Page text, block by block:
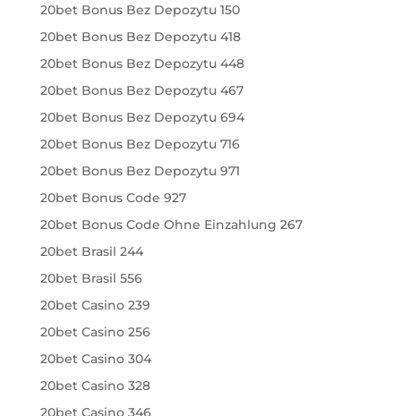
20bet Bonus Bez Depozytu 150
20bet Bonus Bez Depozytu 418
20bet Bonus Bez Depozytu 448
20bet Bonus Bez Depozytu 467
20bet Bonus Bez Depozytu 694
20bet Bonus Bez Depozytu 716
20bet Bonus Bez Depozytu 971
20bet Bonus Code 927
20bet Bonus Code Ohne Einzahlung 267
20bet Brasil 244
20bet Brasil 556
20bet Casino 239
20bet Casino 256
20bet Casino 304
20bet Casino 328
20bet Casino 346